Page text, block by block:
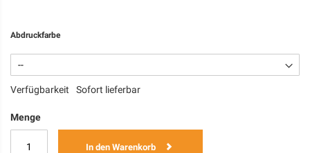
Abdruckfarbe
Verfügbarkeit Sofort lieferbar
Menge
In den Warenkorb